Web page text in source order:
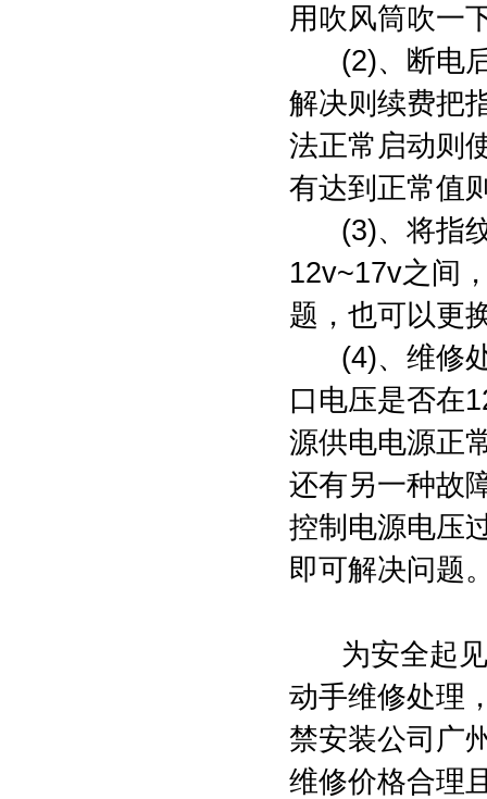
用吹风筒吹一
(2)、断电后
解决则续费把
法正常启动则
有达到正常值
(3)、将指纹
12v~17v之间
题，也可以更
(4)、维修处
口电压是否在
源供电电源正
还有另一种故
控制电源电压
即可解决问题
为安全起见
动手维修处理
禁安装公司广
维修价格合理